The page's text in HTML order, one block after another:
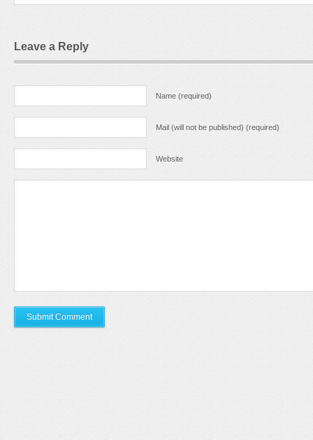
Leave a Reply
Name (required)
Mail (will not be published) (required)
Website